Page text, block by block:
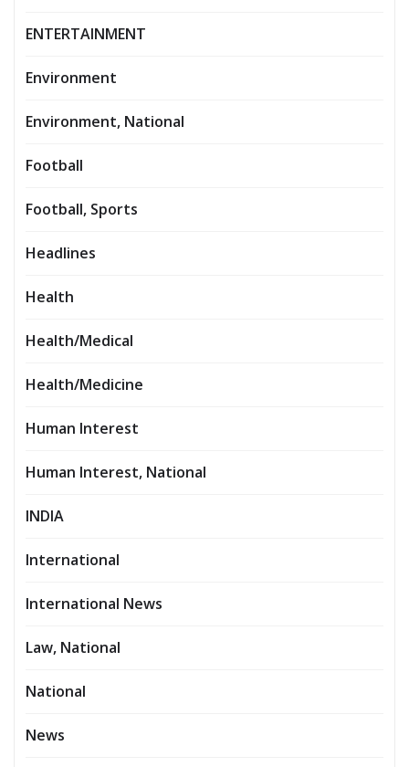
ENTERTAINMENT
Environment
Environment, National
Football
Football, Sports
Headlines
Health
Health/Medical
Health/Medicine
Human Interest
Human Interest, National
INDIA
International
International News
Law, National
National
News